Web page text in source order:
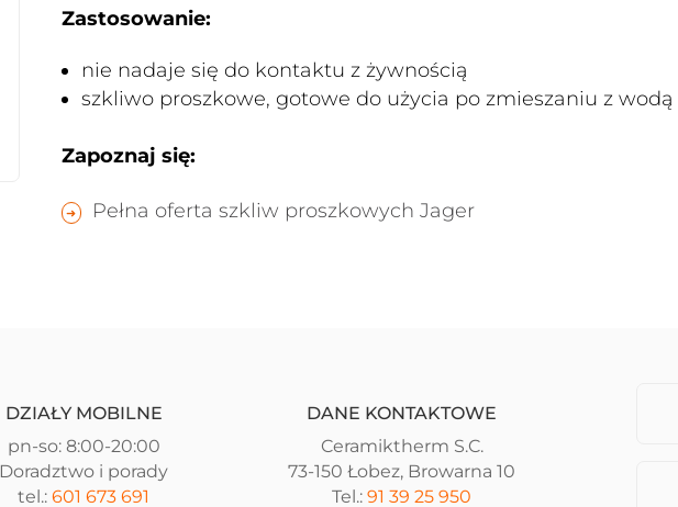
Zastosowanie:
nie nadaje się do kontaktu z żywnością
szkliwo proszkowe, gotowe do użycia po zmieszaniu z wodą
Zapoznaj się:
Pełna oferta szkliw proszkowych Jager
DZIAŁY MOBILNE
pn-so: 8:00-20:00
Doradztwo i porady
tel.:601 673 691
DANE KONTAKTOWE
Ceramiktherm S.C.
73-150 Łobez, Browarna 10
Tel.:91 39 25 950